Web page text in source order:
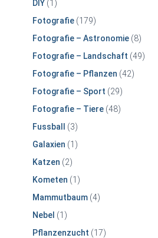
DIY (1)
Fotografie (179)
Fotografie – Astronomie (8)
Fotografie – Landschaft (49)
Fotografie – Pflanzen (42)
Fotografie – Sport (29)
Fotografie – Tiere (48)
Fussball
(3)
Galaxien (1)
Katzen (2)
Kometen (1)
Mammutbaum (4)
Nebel (1)
Pflanzenzucht (17)